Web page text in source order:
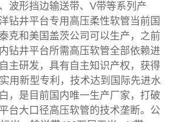
波形挡边输送带、V带等系列产
钻井平台专用高压柔性软管当前国
克和美国盖茨公司可以生产，之前
钻井平台所需高压软管全部依赖进
主研发，具有自主知识产权，获得
用新型专利，技术达到国际先进水
，是目前国内唯一生产厂家，打破
台大口径高压软管的技术垄断。公